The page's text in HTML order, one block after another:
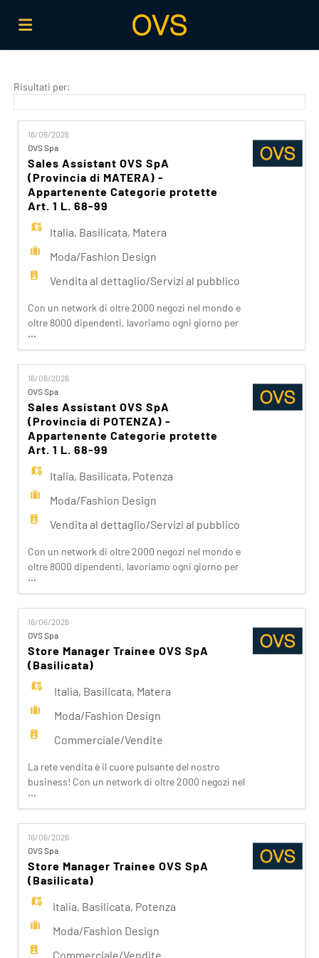
Offerte
di
Carica
EN
FR
IT
DE
ES
PT
Risultati per:
16/06/2026
OVS Spa
Sales Assistant OVS SpA
(Provincia di MATERA) -
Appartenente Categorie protette
Art. 1 L. 68-99
Italia, Basilicata, Matera
Moda/Fashion Design
Vendita al dettaglio/Servizi al pubblico
Con un network di oltre 2000 negozi nel mondo e
oltre 8000 dipendenti, lavoriamo ogni giorno per
realizzare la nostra mission di rendere il bello
accessibile a tutti. Facciamo la differenza per i
nostri clienti attraverso i brand del nostro gruppo:
OVS, OVS Kids, UPIM, Blukids, Goldenpoint, Shaka,
Croff, Les Copains, Stefanel. Ogni giorno
prepariam
...
16/06/2026
OVS Spa
Sales Assistant OVS SpA
(Provincia di POTENZA) -
Appartenente Categorie protette
Art. 1 L. 68-99
Italia, Basilicata, Potenza
Moda/Fashion Design
Vendita al dettaglio/Servizi al pubblico
Con un network di oltre 2000 negozi nel mondo e
oltre 8000 dipendenti, lavoriamo ogni giorno per
realizzare la nostra mission di rendere il bello
accessibile a tutti. Facciamo la differenza per i
nostri clienti attraverso i brand del nostro gruppo:
OVS, OVS Kids, UPIM, Blukids, Goldenpoint, Shaka,
Croff, Les Copains, Stefanel. Ogni giorno
prepariam
...
16/06/2026
OVS Spa
Store Manager Trainee OVS SpA
(Basilicata)
Italia, Basilicata, Matera
Moda/Fashion Design
Commerciale/Vendite
La rete vendita è il cuore pulsante del nostro
business! Con un network di oltre 2000 negozi nel
mondo e una presenza capillare in Italia, siamo
vicini ai nostri clienti ispirandoli nei loro acquisti.
Da noi trovano accoglienza, cortesia, passione.
Se stai cercando un'opportunità che ti apra le
porte del Fashion Retail e che sappia soddisfare
...
16/06/2026
OVS Spa
Store Manager Trainee OVS SpA
(Basilicata)
Italia, Basilicata, Potenza
Moda/Fashion Design
Commerciale/Vendite